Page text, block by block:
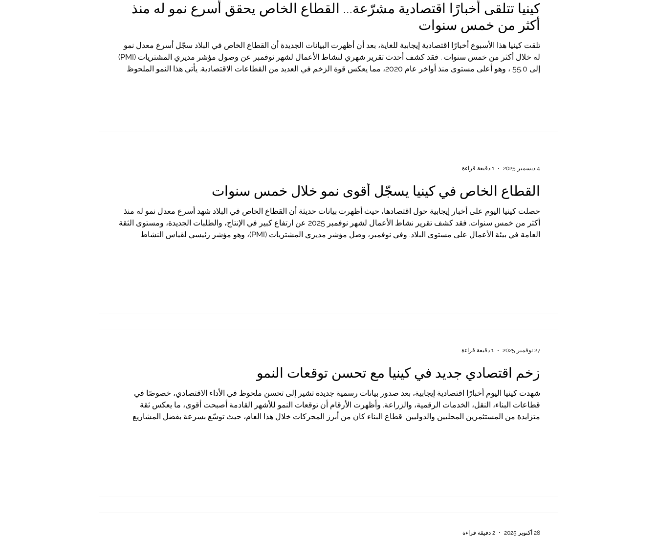
كينيا تتلقى أخبارًا اقتصادية مشرّعة… القطاع الخاص يحقق أسرع نمو له منذ
أكثر من خمس سنوات
تلقت كينيا هذا الأسبوع أخبارًا اقتصادية إيجابية للغاية، بعد أن أظهرت البيانات الجديدة أن القطاع الخاص في البلاد سجّل أسرع معدل نمو
له خلال أكثر من خمس سنوات . فقد كشف أحدث تقرير شهري لنشاط الأعمال لشهر نوفمبر عن وصول مؤشر مديري المشتريات (PMI)
إلى 55.0 ، وهو أعلى مستوى منذ أواخر عام 2020، مما يعكس قوة الزخم في العديد من القطاعات الاقتصادية. يأتي هذا النمو الملحوظ
القطاع الخاص في كينيا يسجّل أقوى نمو خلال خمس سنوات
حصلت كينيا اليوم على أخبار إيجابية حول اقتصادها، حيث أظهرت بيانات حديثة أن القطاع الخاص في البلاد شهد أسرع معدل نمو له منذ
أكثر من خمس سنوات. فقد كشف تقرير نشاط الأعمال لشهر نوفمبر 2025 عن ارتفاع كبير في الإنتاج، والطلبات الجديدة، ومستوى الثقة
العامة في بيئة الأعمال على مستوى البلاد. وفي نوفمبر، وصل مؤشر مديري المشتريات (PMI)، وهو مؤشر رئيسي لقياس النشاط
4 ديسمبر 2025 1 دقيقة قراءة
زخم اقتصادي جديد في كينيا مع تحسن توقعات النمو
شهدت كينيا اليوم أخبارًا اقتصادية إيجابية، بعد صدور بيانات رسمية جديدة تشير إلى تحسن ملحوظ في الأداء الاقتصادي، خصوصًا في
قطاعات البناء، النقل، الخدمات الرقمية، والزراعة. وأظهرت الأرقام أن توقعات النمو للأشهر القادمة أصبحت أقوى، ما يعكس ثقة
متزايدة من المستثمرين المحليين والدوليين. قطاع البناء كان من أبرز المحركات خلال هذا العام، حيث توسّع بسرعة بفضل المشاريع
27 نوفمبر 2025 1 دقيقة قراءة
28 أكتوبر 2025 2 دقيقة قراءة